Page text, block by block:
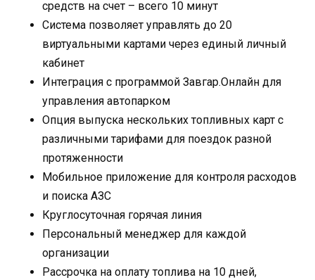
средств на счет – всего 10 минут
Система позволяет управлять до 20
виртуальными картами через единый личный
кабинет
Интеграция с программой Завгар.Онлайн для
управления автопарком
Опция выпуска нескольких топливных карт с
различными тарифами для поездок разной
протяженности
Мобильное приложение для контроля расходов
и поиска АЗС
Круглосуточная горячая линия
Персональный менеджер для каждой
организации
Рассрочка на оплату топлива на 10 дней,